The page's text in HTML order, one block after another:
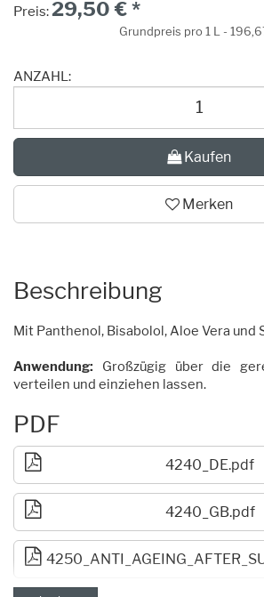
Preis:29,50 € *
Grundpreis pro 1 L -
ANZAHL:
Kaufen
Merken
Beschreibung
Mit Panthenol, Bisabolol, Aloe Vera und
Anwendung: Großzügig über die
verteilen und einziehen lassen.
PDF
4240_DE.pdf
4240_GB.pdf